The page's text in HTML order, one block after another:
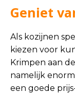
Geniet
Als kozijnen
kiezen voor
Krimpen aan
namelijk
een goede